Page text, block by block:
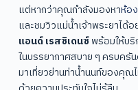
แต่หากว่าคุณกำลังมองหาห้อ
และชมวิวแม่น้ำเจ้าพระยาได้
แอนด์ เรสซิเดนซ์พร้อมให้บริ
ในบรรยากาศสบาย ๆ ครบครั
มาเที่ยวย่านท่าน้ำนนท์ของคุณ